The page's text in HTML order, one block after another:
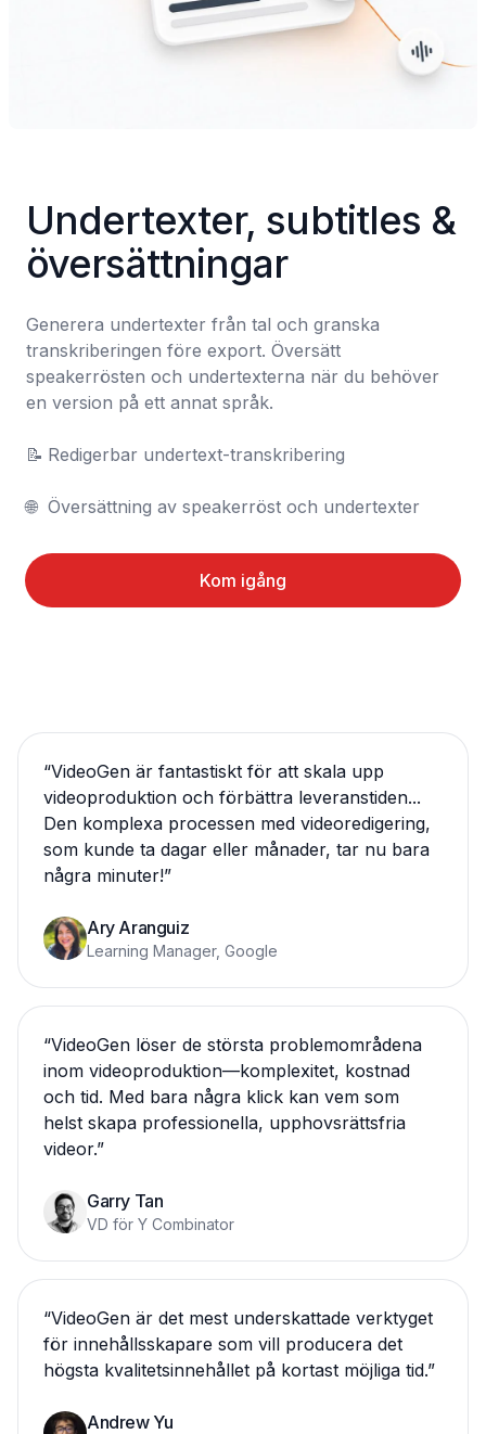
Undertexter, subtitles &
översättningar
Generera undertexter från tal och granska
transkriberingen före export. Översätt
speakerrösten och undertexterna när du behöver
en version på ett annat språk.
📝	Redigerbar undertext-transkribering
🌐	Översättning av speakerröst och undertexter
Kom igång
“VideoGen är fantastiskt för att skala upp
videoproduktion och förbättra leveranstiden...
Den komplexa processen med videoredigering,
som kunde ta dagar eller månader, tar nu bara
några minuter!”
Ary Aranguiz
Learning Manager, Google
“VideoGen löser de största problemområdena
inom videoproduktion—komplexitet, kostnad
och tid. Med bara några klick kan vem som
helst skapa professionella, upphovsrättsfria
videor.”
Garry Tan
VD för Y Combinator
“VideoGen är det mest underskattade verktyget
för innehållsskapare som vill producera det
högsta kvalitetsinnehållet på kortast möjliga tid.”
Andrew Yu